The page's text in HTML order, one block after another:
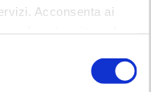
Acconsenta ai